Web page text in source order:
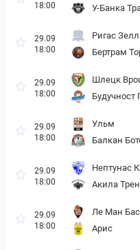
18:00
У-Банка
29.09
18:00
Ригас
Бертрам
29.09
18:00
Шлецк
Будучност
29.09
18:00
Ульм
Балкан
29.09
18:00
Нептунас
Акила
29.09
18:00
Ле Ман
Арис